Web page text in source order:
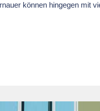
können hingegen mit